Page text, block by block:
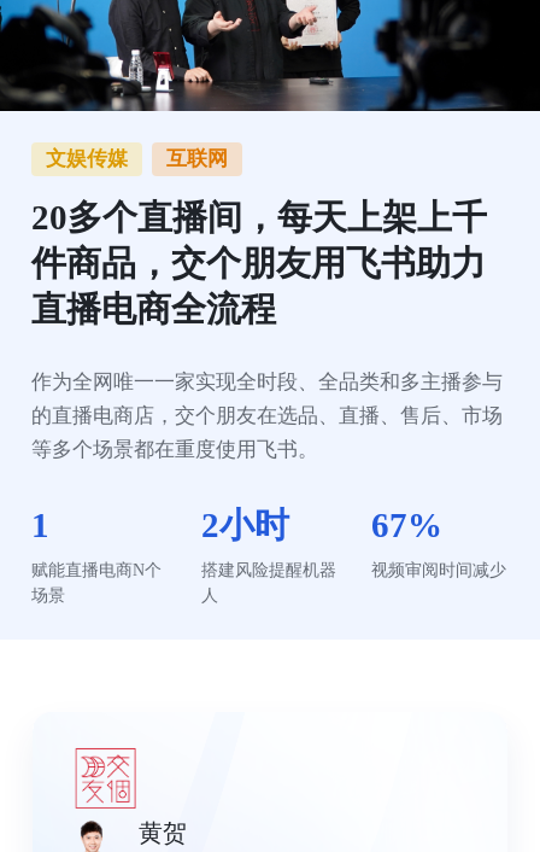
文娱传媒 互联网
20多个直播间，每天上架上千
件商品，交个朋友用飞书助力
直播电商全流程
作为全网唯一一家实现全时段、全品类和多主播参与
的直播电商店，交个朋友在选品、直播、售后、市场
等多个场景都在重度使用飞书。
1
赋能直播电商N个
场景
2小时
搭建风险提醒机器
人
67%
视频审阅时间减少
黄贺